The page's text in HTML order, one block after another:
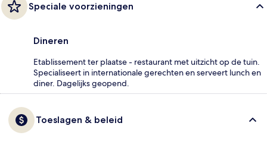
Speciale voorzieningen
Dineren
Etablissement ter plaatse - restaurant met uitzicht op de tuin.
Specialiseert in internationale gerechten en serveert lunch en
diner. Dagelijks geopend.
Toeslagen & beleid